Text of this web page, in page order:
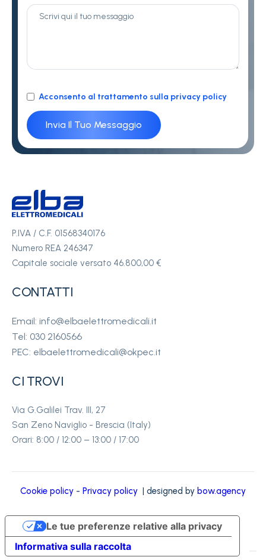
Acconsento al trattamento sulla privacy policy
P.IVA / C.F. 01568340176
Numero REA 246347
Capitale sociale versato 46.800,00 €
CONTATTI
Email: info@elbaelettromedicali.it
Tel: 030 2160566
PEC: elbaelettromedicali@okpec.it
CI TROVI
Via G.Galilei Trav. III, 27
San Zeno Naviglio - Brescia (Italy)
Orari: 8:00 / 12:00 – 13:00 / 17:00
Cookie policy - Privacy policy | designed by bow.agency
Informativa sulla raccolta
Le tue preferenze relative alla privacy